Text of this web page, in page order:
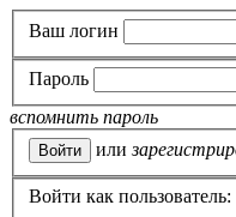
Ваш логин
Пароль
вспомнить пароль
или
Войти как пользователь: